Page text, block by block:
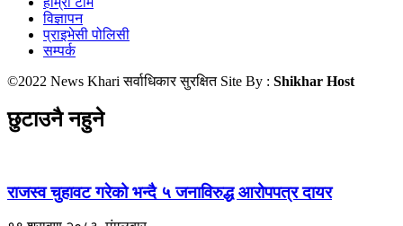
विज्ञापन
प्राइभेसी पोलिसी
सम्पर्क
©2022 News Khari सर्वाधिकार सुरक्षित Site By : Shikhar Host
छुटाउनै नहुने
राजस्व चुहावट गरेको भन्दै ५ जनाविरुद्ध आरोपपत्र दायर